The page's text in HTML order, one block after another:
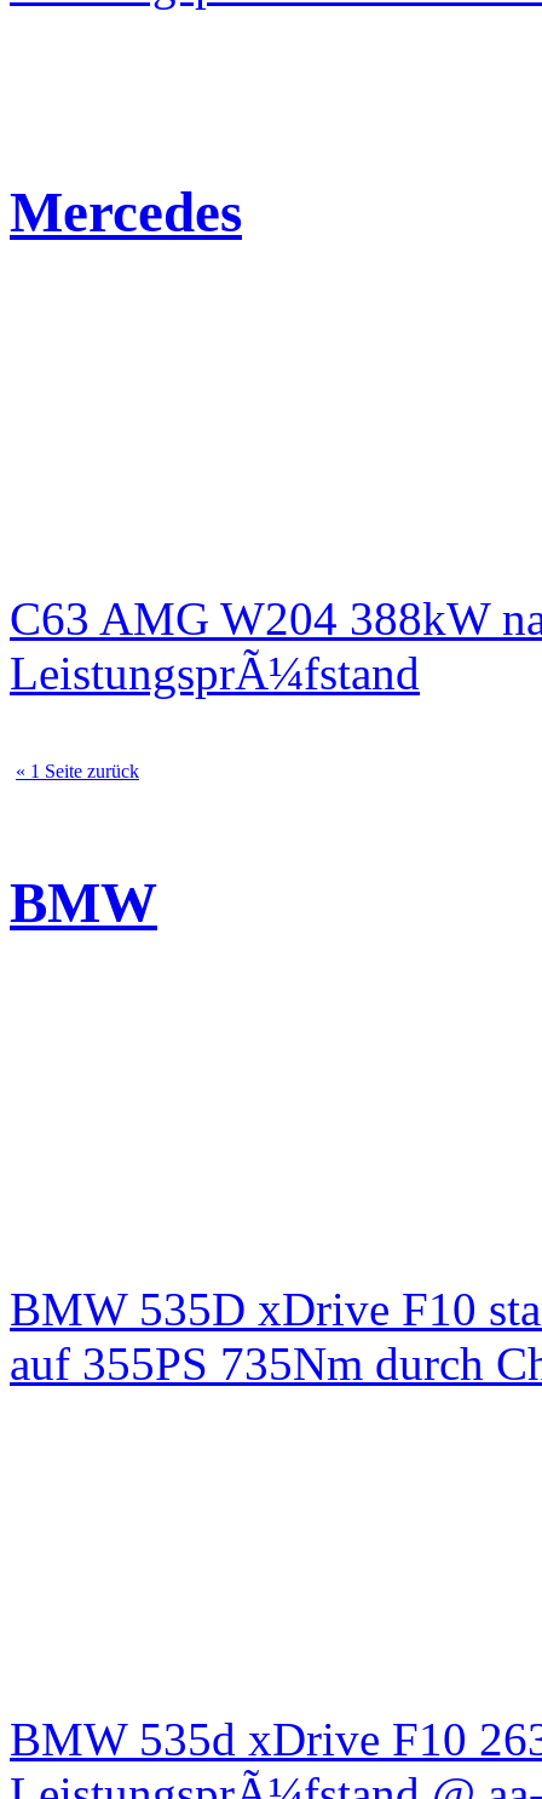
Mercedes
C63 AMG W204 388kW
LeistungsprÃ¼fstand
« 1 Seite zurück
BMW
BMW 535D xDrive F10
auf 355PS 735Nm durch
BMW 535d xDrive F10